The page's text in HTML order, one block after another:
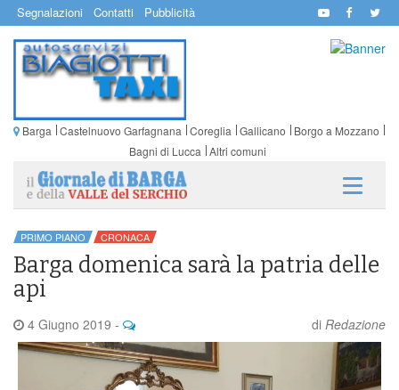
Segnalazioni Contatti Pubblicità
Barga Castelnuovo Garfagnana Coreglia Gallicano
Borgo a Mozzano
Bagni di Lucca Altri comuni
PRIMO PIANO CRONACA
Barga domenica sarà la patria delle
api
4 Giugno 2019 - di Redazione